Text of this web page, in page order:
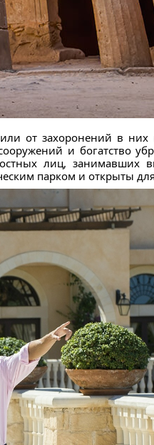
от захоронений в них
и богатство
лиц, занимавших
парком и открыты